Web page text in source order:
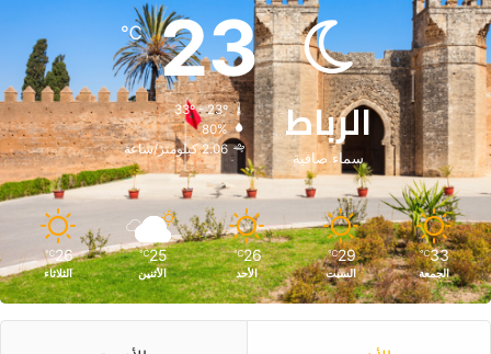
الرباط
سماء صافية
23
℃
33º - 23º
80%
2.06 كيلومتر/ساعة
33
℃
الجمعة
29
℃
السبت
26
℃
الأحد
25
℃
الأثنين
26
℃
الثلاثاء